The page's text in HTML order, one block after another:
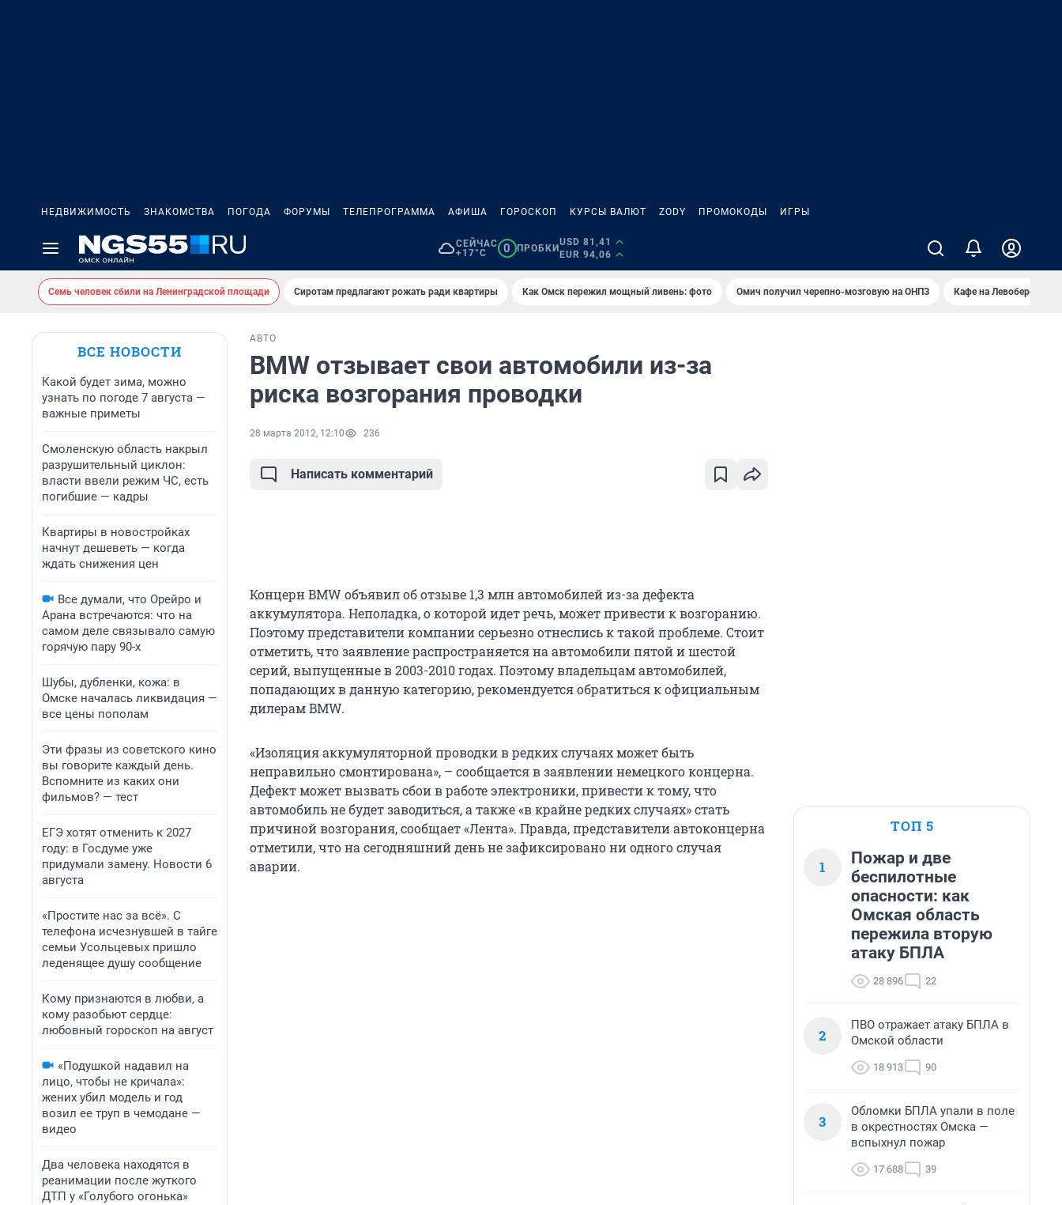
НЕДВИЖИМОСТЬ ЗНАКОМСТВА ПОГОДА ФОРУМЫ ТЕЛЕПРОГРАММА АФИША ГОРОСКОП КУРСЫ ВАЛЮТ ZODY ПРОМОКОДЫ ИГРЫ
СЕЙЧАС
+17°C
0 ПРОБКИ
USD 81,41
EUR 94,06
Семь человек сбили на Ленинградской площади Сиротам предлагают рожать ради квартиры Как Омск пережил мощный ливень: фото Омич получил черепно-мозговую на ОНПЗ Кафе на Левобережье
ВСЕ НОВОСТИ
Какой будет зима, можно
узнать по погоде 7 августа —
важные приметы
Смоленскую область накрыл
разрушительный циклон:
власти ввели режим ЧС, есть
погибшие — кадры
Квартиры в новостройках
начнут дешеветь — когда
ждать снижения цен
Все думали, что Орейро и
Арана встречаются: что на
самом деле связывало самую
горячую пару 90-х
Шубы, дубленки, кожа: в
Омске началась ликвидация —
все цены пополам
Эти фразы из советского кино
вы говорите каждый день.
Вспомните из каких они
фильмов? — тест
ЕГЭ хотят отменить к 2027
году: в Госдуме уже
придумали замену. Новости 6
августа
«Простите нас за всё». С
телефона исчезнувшей в тайге
семьи Усольцевых пришло
леденящее душу сообщение
Кому признаются в любви, а
кому разобьют сердце:
любовный гороскоп на август
«Подушкой надавил на
лицо, чтобы не кричала»:
жених убил модель и год
возил ее труп в чемодане —
видео
Два человека находятся в
реанимации после жуткого
ДТП у «Голубого огонька»
АВТО
BMW отзывает свои автомобили из-за
риска возгорания проводки
28 марта 2012, 12:10 236
Написать комментарий
Концерн BMW объявил об отзыве 1,3 млн автомобилей из-за дефекта
аккумулятора. Неполадка, о которой идет речь, может привести к возгоранию.
Поэтому представители компании серьезно отнеслись к такой проблеме. Стоит
отметить, что заявление распространяется на автомобили пятой и шестой
серий, выпущенные в 2003-2010 годах. Поэтому владельцам автомобилей,
попадающих в данную категорию, рекомендуется обратиться к официальным
дилерам BMW.
«Изоляция аккумуляторной проводки в редких случаях может быть
неправильно смонтирована», – сообщается в заявлении немецкого концерна.
Дефект может вызвать сбои в работе электроники, привести к тому, что
автомобиль не будет заводиться, а также «в крайне редких случаях» стать
причиной возгорания, сообщает «Лента». Правда, представители автоконцерна
отметили, что на сегодняшний день не зафиксировано ни одного случая
аварии.
ТОП 5
1
Пожар и две
беспилотные
опасности: как
Омская область
пережила вторую
атаку БПЛА
28 896 22
2
ПВО отражает атаку БПЛА в
Омской области
18 913 90
3
Обломки БПЛА упали в поле
в окрестностях Омска —
вспыхнул пожар
17 688 39